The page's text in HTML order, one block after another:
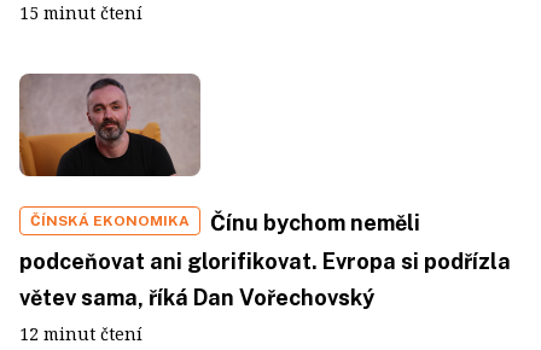
15 minut čtení
ČÍNSKÁ EKONOMIKA
Čínu bychom neměli
podceňovat ani glorifikovat. Evropa si podřízla
větev sama, říká Dan Vořechovský
12 minut čtení